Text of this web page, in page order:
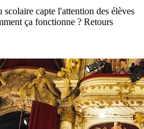
capte l'attention des élèves
ça fonctionne ? Retours